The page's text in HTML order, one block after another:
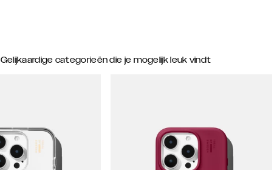
Gelijkaardige categorieën die je mogelijk leuk vindt